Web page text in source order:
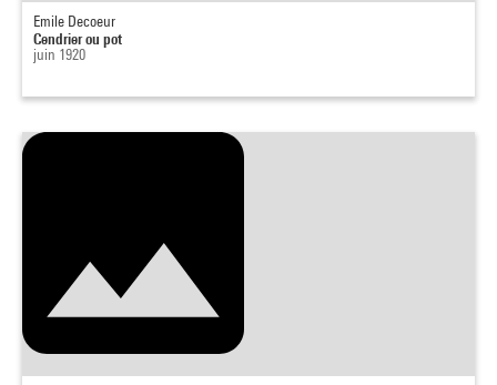
Emile Decoeur
Cendrier ou pot
juin 1920